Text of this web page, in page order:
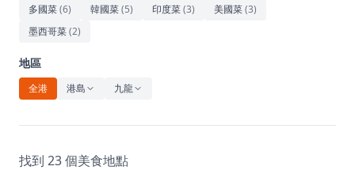
休閒
音樂
多國菜(6) 韓國菜(5) 印度菜(3) 美國菜(3)
墨西哥菜(2)
地區
全港 港島 九龍
找到 23 個美食地點